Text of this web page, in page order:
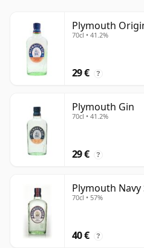
Plymouth
70cl • 41.2%
29 € ?
Plymouth Gin
70cl • 41.2%
29 € ?
Plymouth
70cl • 57%
40 € ?